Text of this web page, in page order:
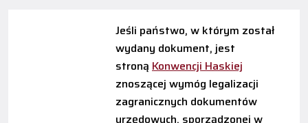
Jeśli państwo, w którym został
wydany dokument, jest
stroną Konwencji Haskiej
znoszącej wymóg legalizacji
zagranicznych dokumentów
urzędowych, sporządzonej w